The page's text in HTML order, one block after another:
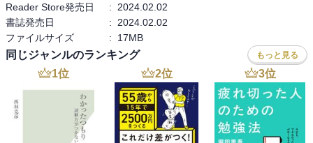
Reader Store発売日
:
2024.02.02
書誌発売日
:
2024.02.02
ファイルサイズ
: 17MB
同じジャンルのランキング もっと見る
1位 2位 3位